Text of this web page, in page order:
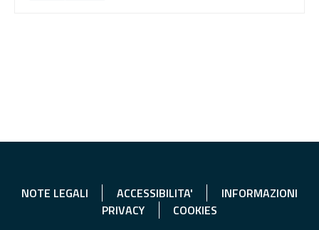
NOTE LEGALI ACCESSIBILITA'
INFORMAZIONI
PRIVACY
COOKIES